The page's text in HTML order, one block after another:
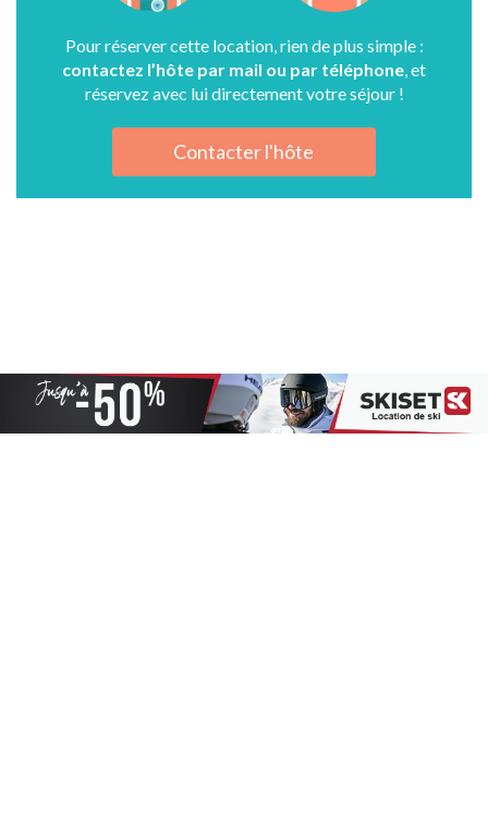
Pour réserver cette location, rien de plus simple :
contactez l’hôte par mail ou par téléphone , et
réservez avec lui directement votre séjour !
Contacter l'hôte